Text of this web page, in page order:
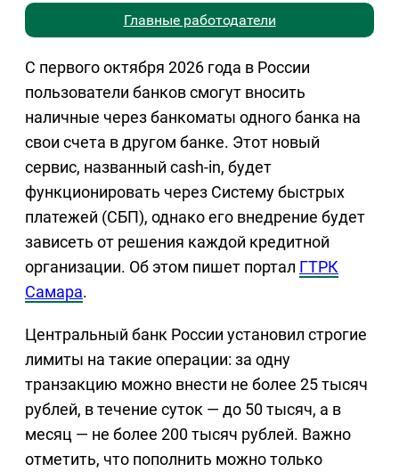
Главные работодатели
С первого октября 2026 года в России
пользователи банков смогут вносить
наличные через банкоматы одного банка на
свои счета в другом банке. Этот новый
сервис, названный cash-in, будет
функционировать через Систему быстрых
платежей (СБП), однако его внедрение будет
зависеть от решения каждой кредитной
организации. Об этом пишет портал ГТРК
Самара.
Центральный банк России установил строгие
лимиты на такие операции: за одну
транзакцию можно внести не более 25 тысяч
рублей, в течение суток — до 50 тысяч, а в
месяц — не более 200 тысяч рублей. Важно
отметить, что пополнить можно только